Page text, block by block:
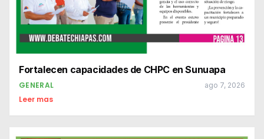
Fortalecen capacidades de CHPC en Sunuapa
GENERAL ago 7, 2026
Leer mas